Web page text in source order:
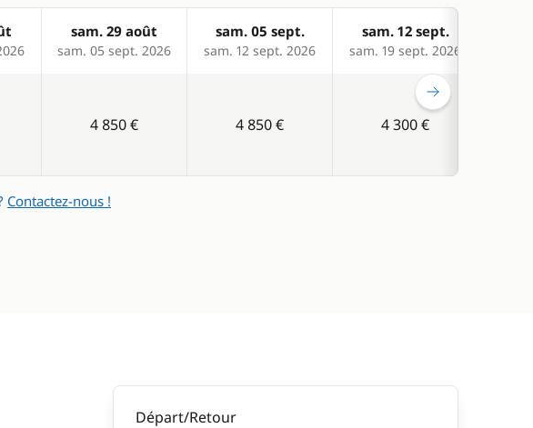
sam. 29 août
sam. 05 sept. 2026
sam. 05 sept.
sam. 12 sept. 2026
sam. 12 sept.
sam. 19 sept. 2026
4 850 € 4 850 € 4 300 €
Contactez-nous !
Départ/Retour